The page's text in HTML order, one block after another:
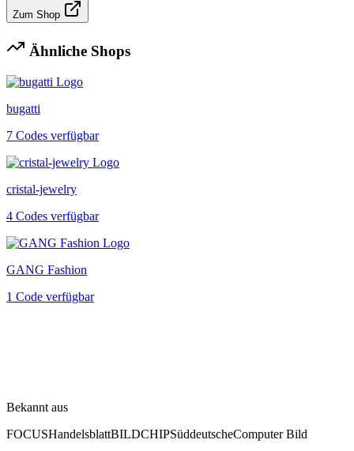
Zum Shop
Ähnliche Shops
bugatti
7 Codes verfügbar
cristal-jewelry
4 Codes verfügbar
GANG Fashion
1 Code verfügbar
Bekannt aus
FOCUSHandelsblattBILDCHIPSüddeutscheComputer Bild